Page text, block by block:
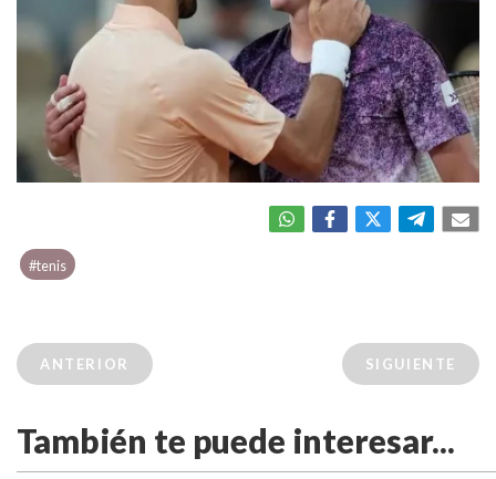
#tenis
ANTERIOR SIGUIENTE
También te puede interesar...